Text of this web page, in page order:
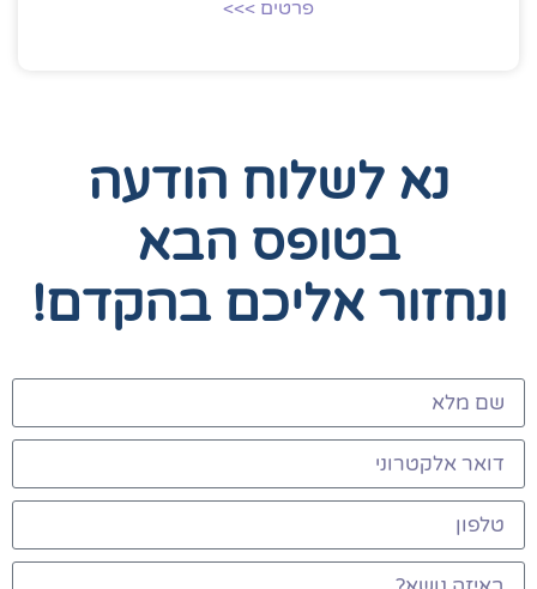
פרטים >>>
נא לשלוח הודעה
בטופס הבא
ונחזור אליכם בהקדם!